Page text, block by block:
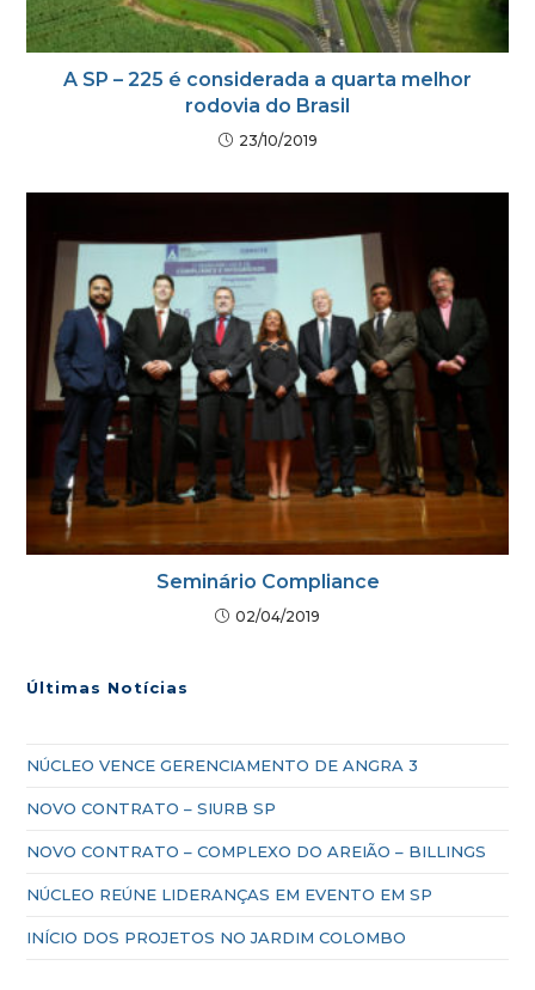
A SP – 225 é considerada a quarta melhor
rodovia do Brasil
23/10/2019
Seminário Compliance
02/04/2019
Últimas Notícias
NÚCLEO VENCE GERENCIAMENTO DE ANGRA 3
NOVO CONTRATO – SIURB SP
NOVO CONTRATO – COMPLEXO DO AREIÃO – BILLINGS
NÚCLEO REÚNE LIDERANÇAS EM EVENTO EM SP
INÍCIO DOS PROJETOS NO JARDIM COLOMBO